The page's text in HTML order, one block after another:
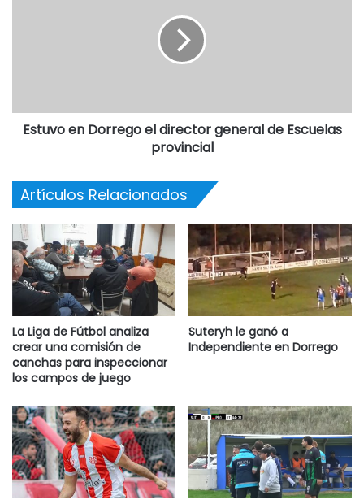
Estuvo en Dorrego el director general de Escuelas
provincial
Artículos Relacionados
La Liga de Fútbol analiza
crear una comisión de
canchas para inspeccionar
los campos de juego
Suteryh le ganó a
Independiente en Dorrego